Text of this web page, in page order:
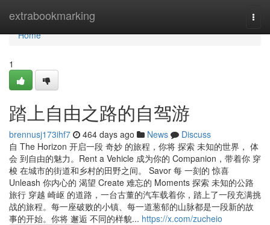
extrabookmarking
Home
Home
1
踏上自由之路的自驾游
brennusj173ihf7 464 days ago News
Discuss
自 The Horizon 开启一段 奇妙 的旅程，你将 探索 未知的世界， 体
会 到自由的魅力。Rent a Vehicle 成为你的 Companion，带着你 穿
梭 在城市的街道和乡村的田野之间。 Savor 每 一刻的 惊喜
Unleash 你内心的 渴望 Create 难忘的 Moments 探索 未知的公路
旅行 穿越 崎岖 的道路，一台古董的汽车载着你，踏上了一段充满挑
战的旅程。每一座破败的小镇、每一道葱郁的山脉都是一段新的故
事的开始。你将 邂逅 不同的样貌... https://x.com/zucheio